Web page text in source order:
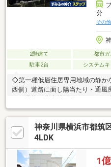
分
その
2階建て 都市ガ
駐車2台
システム
◇第一種低層住居専用地域の静
西側）道路に面し陽当たり・通
り：4LDK◇全居室南西向き◇タ
ディースペース約2.4帖あり◇ウ
神奈川県横浜市都筑
4LDK
1